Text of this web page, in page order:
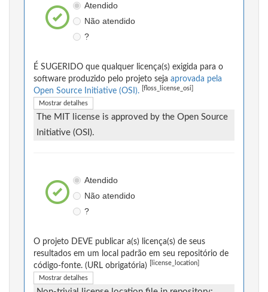
Atendido
Não atendido
?
É SUGERIDO que qualquer licença(s) exigida para o
software produzido pelo projeto seja aprovada pela
Open Source Initiative (OSI).
[floss_license_osi]
Mostrar detalhes
The MIT license is approved by the Open Source
Initiative (OSI).
Atendido
Não atendido
?
O projeto DEVE publicar a(s) licença(s) de seus
resultados em um local padrão em seu repositório de
código-fonte. (URL obrigatória)
[license_location]
Mostrar detalhes